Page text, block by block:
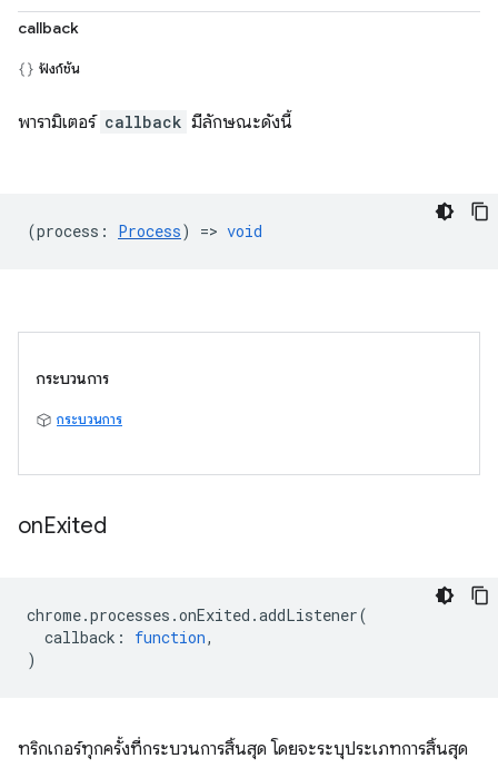
callback
ฟังก์ชัน
พารามิเตอร์ callback มีลักษณะดังนี้
(process : Process) => void
กระบวนการ
กระบวนการ
onExited
chrome.processes .onExited .addListener(
callback : function,
)
ทริกเกอร์ทุกครั้งที่กระบวนการสิ้นสุด โดยจะระบุประเภทการสิ้นสุด